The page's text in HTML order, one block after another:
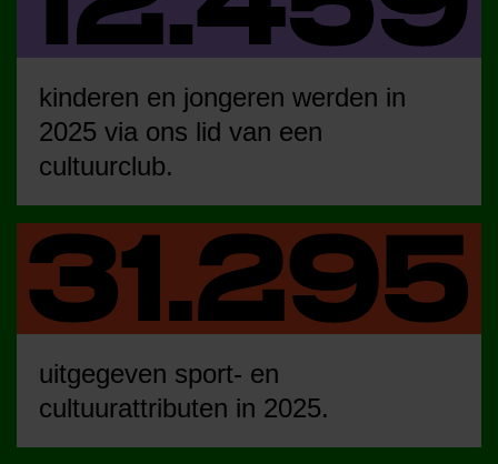
kinderen en jongeren werden in
2025 via ons lid van een
cultuurclub.
uitgegeven sport- en
cultuurattributen in 2025.